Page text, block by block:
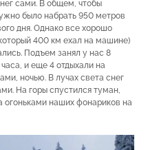
сами. В общем, чтобы
было набрать 950 метров
дня. Однако все хорошо
400 км ехал на машине)
Подъем занял у нас 8
и еще 4 отдыхали на
ночью. В лучах света снег
На горы спустился туман,
огоньками наших фонариков на